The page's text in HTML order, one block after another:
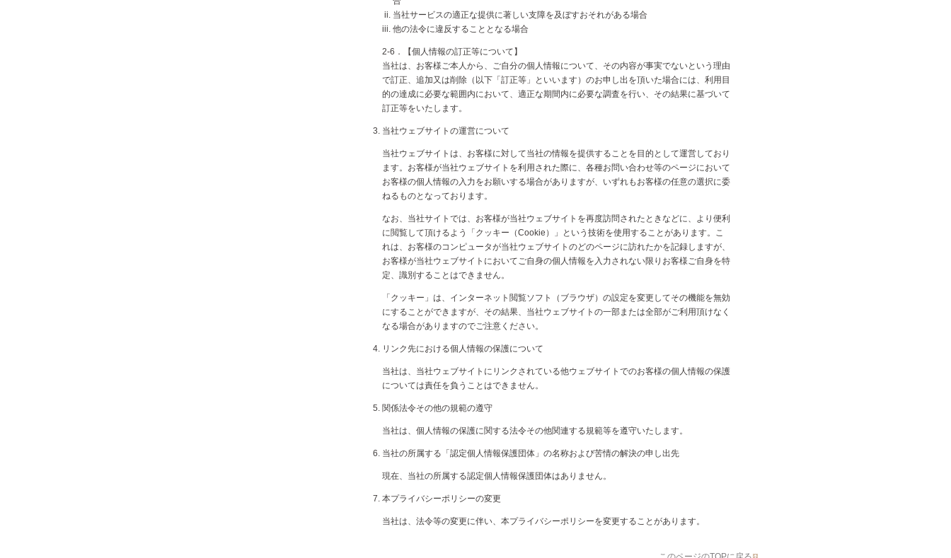
当社サービスの適正な提供に著しい支障を及ぼすおそれがある場合
他の法令に違反することとなる場合
2-6．【個人情報の訂正等について】
当社は、お客様ご本人から、ご自分の個人情報について、その内容が事実でないという理由
で訂正、追加又は削除（以下「訂正等」といいます）のお申し出を頂いた場合には、利用目
的の達成に必要な範囲内において、適正な期間内に必要な調査を行い、その結果に基づいて
訂正等をいたします。
当社ウェブサイトの運営について
当社ウェブサイトは、お客様に対して当社の情報を提供することを目的として運営しており
ます。お客様が当社ウェブサイトを利用された際に、各種お問い合わせ等のページにおいて
お客様の個人情報の入力をお願いする場合がありますが、いずれもお客様の任意の選択に委
ねるものとなっております。
なお、当社サイトでは、お客様が当社ウェブサイトを再度訪問されたときなどに、より便利
に閲覧して頂けるよう「クッキー（Cookie）」という技術を使用することがあります。こ
れは、お客様のコンピュータが当社ウェブサイトのどのページに訪れたかを記録しますが、
お客様が当社ウェブサイトにおいてご自身の個人情報を入力されない限りお客様ご自身を特
定、識別することはできません。
「クッキー」は、インターネット閲覧ソフト（ブラウザ）の設定を変更してその機能を無効
にすることができますが、その結果、当社ウェブサイトの一部または全部がご利用頂けなく
なる場合がありますのでご注意ください。
リンク先における個人情報の保護について
当社は、当社ウェブサイトにリンクされている他ウェブサイトでのお客様の個人情報の保護
については責任を負うことはできません。
関係法令その他の規範の遵守
当社は、個人情報の保護に関する法令その他関連する規範等を遵守いたします。
当社の所属する「認定個人情報保護団体」の名称および苦情の解決の申し出先
現在、当社の所属する認定個人情報保護団体はありません。
本プライバシーポリシーの変更
当社は、法令等の変更に伴い、本プライバシーポリシーを変更することがあります。